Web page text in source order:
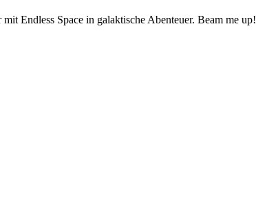
Endless Space in galaktische Abenteuer. Beam me up!